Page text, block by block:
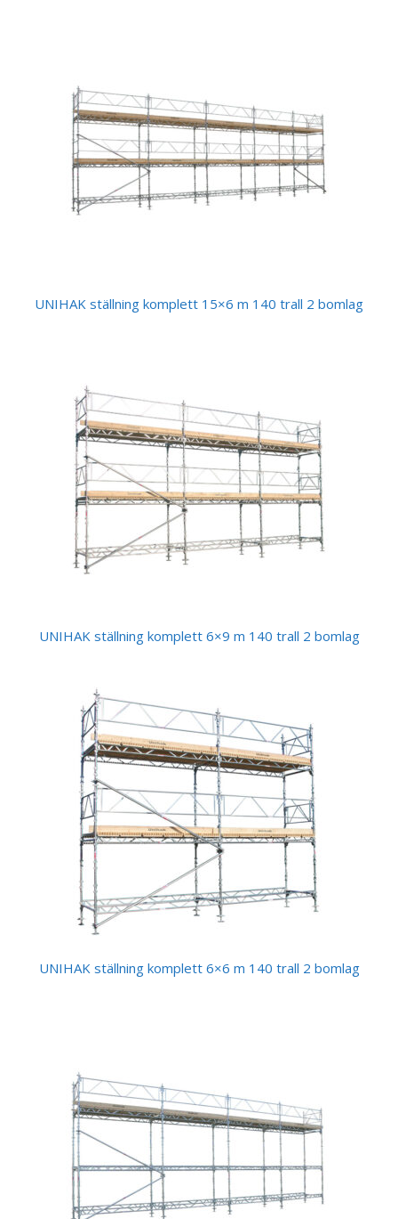
UNIHAK ställning komplett 15×6 m 140 trall 2 bomlag
UNIHAK ställning komplett 6×9 m 140 trall 2 bomlag
UNIHAK ställning komplett 6×6 m 140 trall 2 bomlag